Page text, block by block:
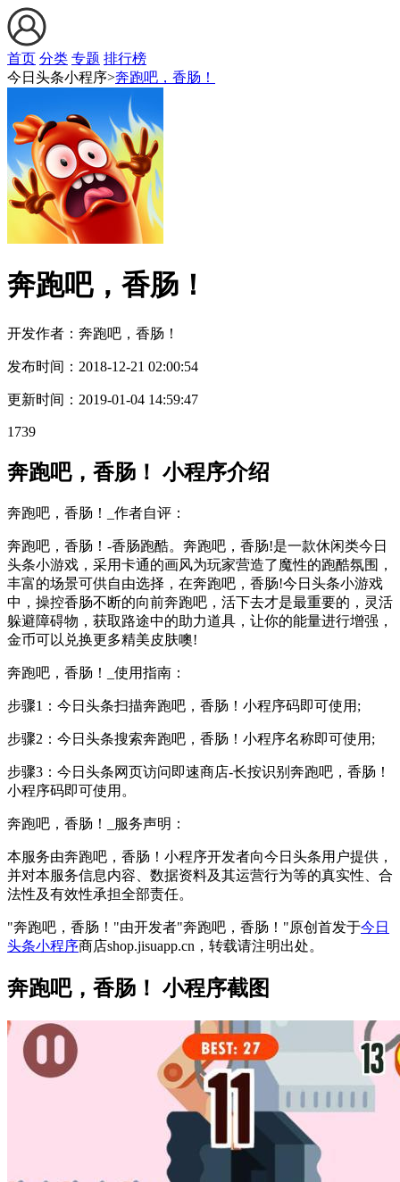
首页 分类 专题 排行榜
今日头条小程序>奔跑吧，香肠！
奔跑吧，香肠！
开发作者： 奔跑吧，香肠！
发布时间： 2018-12-21 02:00:54
更新时间： 2019-01-04 14:59:47
1739
奔跑吧，香肠！ 小程序介绍
奔跑吧，香肠！_作者自评：
奔跑吧，香肠！-香肠跑酷。奔跑吧，香肠!是一款休闲类今日
头条小游戏，采用卡通的画风为玩家营造了魔性的跑酷氛围，
丰富的场景可供自由选择，在奔跑吧，香肠!今日头条小游戏
中，操控香肠不断的向前奔跑吧，活下去才是最重要的，灵活
躲避障碍物，获取路途中的助力道具，让你的能量进行增强，
金币可以兑换更多精美皮肤噢!
奔跑吧，香肠！_使用指南：
步骤1：今日头条扫描奔跑吧，香肠！小程序码即可使用;
步骤2：今日头条搜索奔跑吧，香肠！小程序名称即可使用;
步骤3：今日头条网页访问即速商店-长按识别奔跑吧，香肠！
小程序码即可使用。
奔跑吧，香肠！_服务声明：
本服务由奔跑吧，香肠！小程序开发者向今日头条用户提供，
并对本服务信息内容、数据资料及其运营行为等的真实性、合
法性及有效性承担全部责任。
"奔跑吧，香肠！"由开发者"奔跑吧，香肠！"原创首发于今日
头条小程序商店shop.jisuapp.cn，转载请注明出处。
奔跑吧，香肠！ 小程序截图